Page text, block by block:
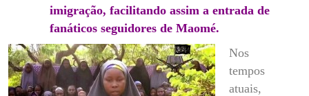
imigração, facilitando assim a entrada de
fanáticos seguidores de Maomé.
Nos
tempos
atuais,